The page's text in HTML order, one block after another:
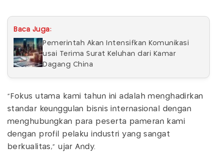
Baca Juga:
Pemerintah Akan Intensifkan Komunikasi
usai Terima Surat Keluhan dari Kamar
Dagang China
"Fokus utama kami tahun ini adalah menghadirkan
standar keunggulan bisnis internasional dengan
menghubungkan para peserta pameran kami
dengan profil pelaku industri yang sangat
berkualitas," ujar Andy.